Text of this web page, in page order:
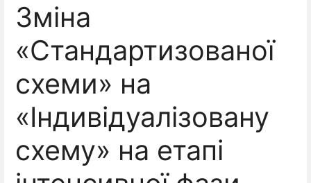
Зміна
«Стандартизованої
схеми» на
«Індивідуалізовану
схему» на етапі